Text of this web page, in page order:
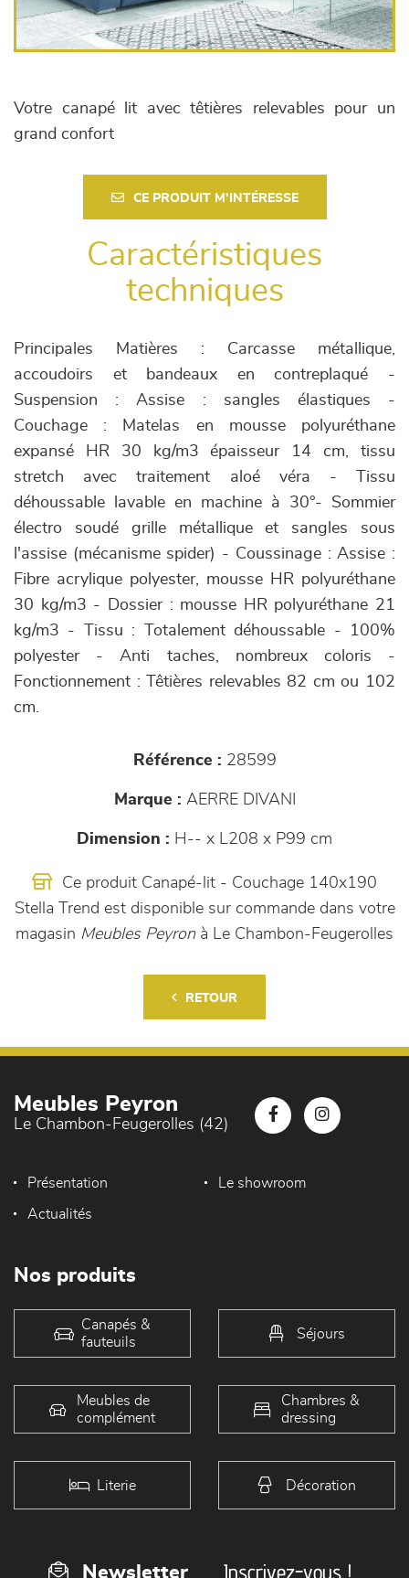
Votre canapé lit avec têtières relevables pour un
grand confort
CE PRODUIT M'INTÉRESSE
Caractéristiques
techniques
Principales Matières : Carcasse métallique,
accoudoirs et bandeaux en contreplaqué -
Suspension : Assise : sangles élastiques -
Couchage : Matelas en mousse polyuréthane
expansé HR 30 kg/m3 épaisseur 14 cm, tissu
stretch avec traitement aloé véra - Tissu
déhoussable lavable en machine à 30°- Sommier
électro soudé grille métallique et sangles sous
l'assise (mécanisme spider) - Coussinage : Assise :
Fibre acrylique polyester, mousse HR polyuréthane
30 kg/m3 - Dossier : mousse HR polyuréthane 21
kg/m3 - Tissu : Totalement déhoussable - 100%
polyester - Anti taches, nombreux coloris -
Fonctionnement : Têtières relevables 82 cm ou 102
cm.
Référence : 28599
Marque : AERRE DIVANI
Dimension : H-- x L208 x P99 cm
Ce produit Canapé-lit - Couchage 140x190
Stella Trend est disponible sur commande dans votre
magasin Meubles Peyronà Le Chambon-Feugerolles
RETOUR
Meubles Peyron
Le Chambon-Feugerolles (42)
Présentation Le showroom
Actualités
Nos produits
Canapés &
fauteuils
Séjours
Meubles de
complément
Chambres &
dressing
Literie Décoration
Newsletter Inscrivez-vous !